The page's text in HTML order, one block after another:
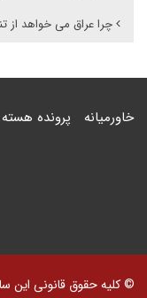
چرا عراق می خواهد از
خاورمیانه پرونده
© کلیه حقوق قانونی این